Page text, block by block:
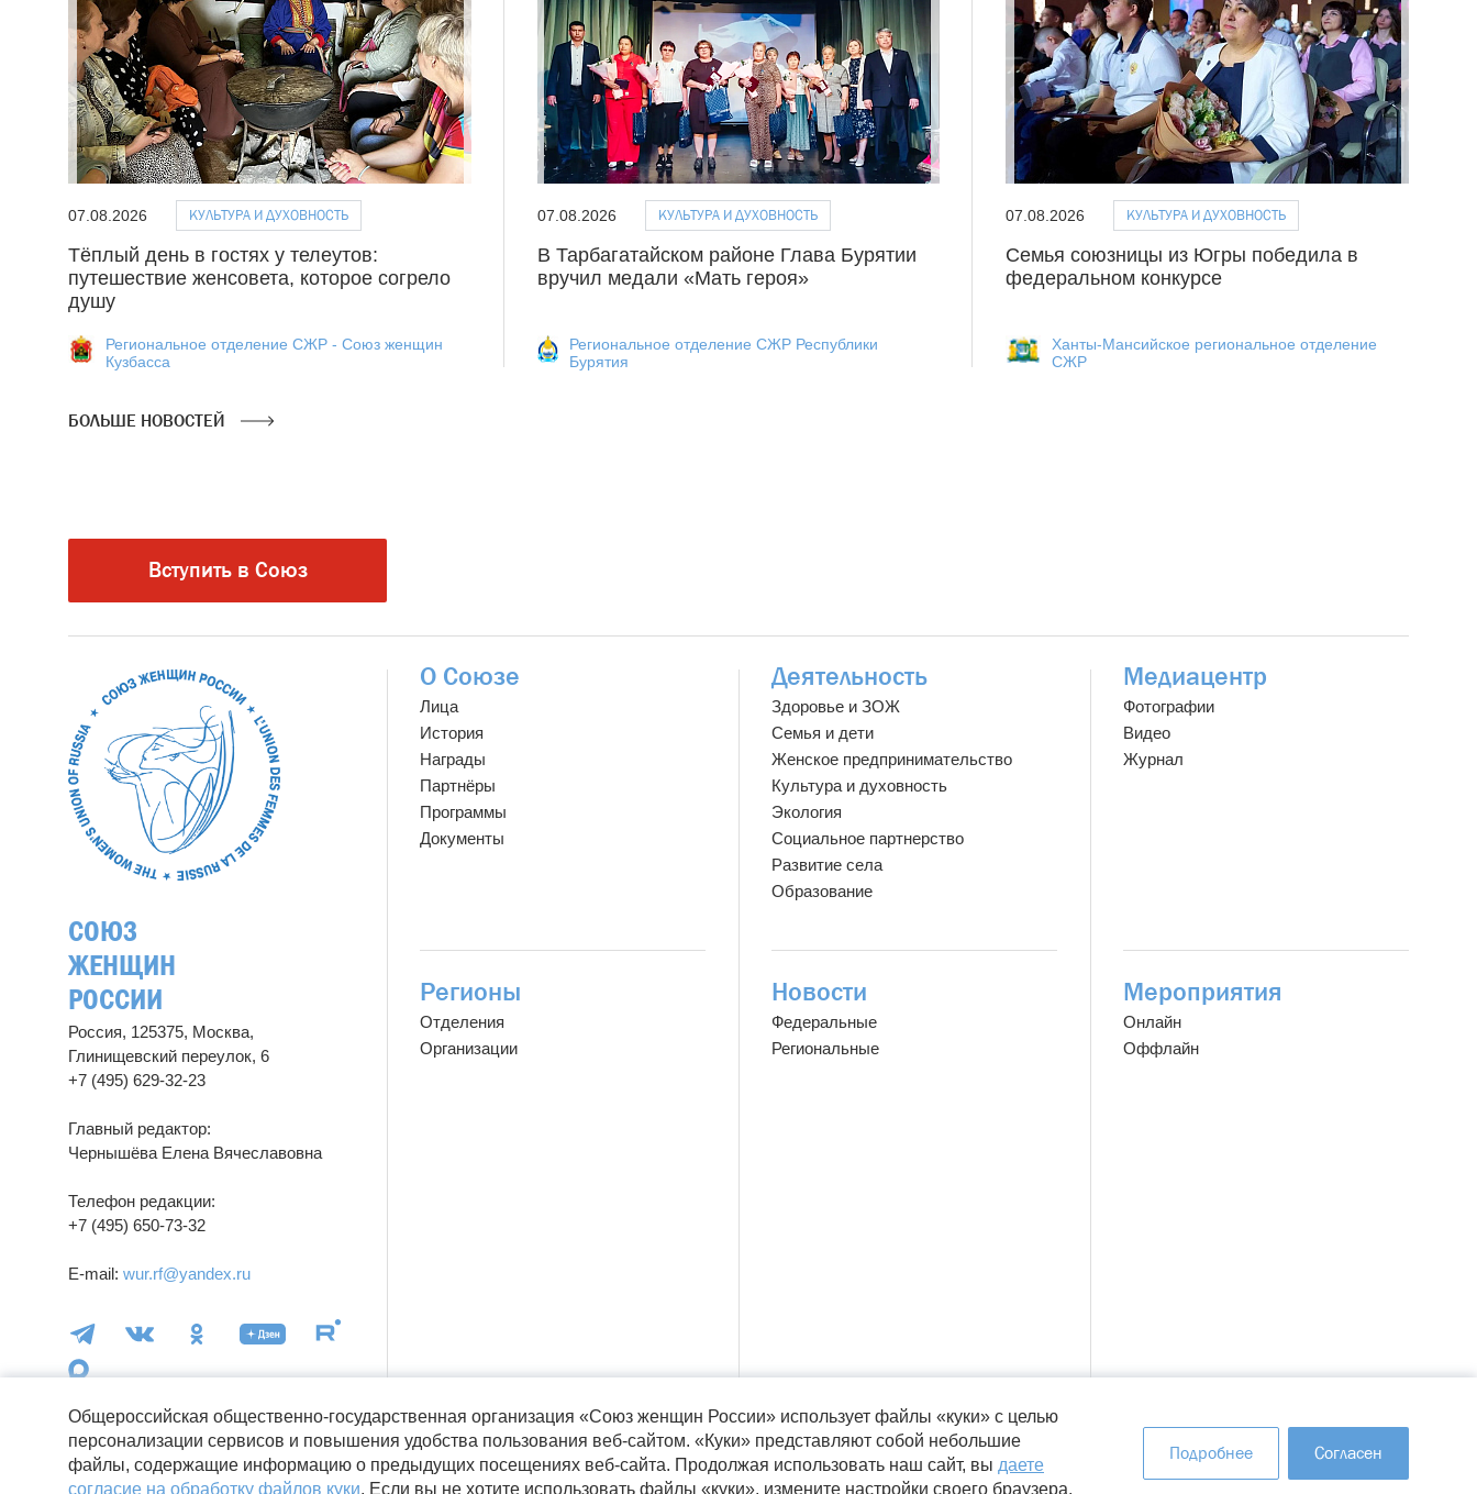
07.08.2026 КУЛЬТУРА И ДУХОВНОСТЬ
Тёплый день в гостях у телеутов:
путешествие женсовета, которое согрело
душу
Региональное отделение СЖР - Союз женщин
Кузбасса
07.08.2026 КУЛЬТУРА И ДУХОВНОСТЬ
В Тарбагатайском районе Глава Бурятии
вручил медали «Мать героя»
Региональное отделение СЖР Республики
Бурятия
07.08.2026 КУЛЬТУРА И ДУХОВНОСТЬ
Семья союзницы из Югры победила в
федеральном конкурсе
Ханты-Мансийское региональное отделение
СЖР
БОЛЬШЕ НОВОСТЕЙ
Вступить в Союз
О Союзе
Лица
История
Награды
Партнёры
Программы
Документы
Деятельность
Здоровье и ЗОЖ
Семья и дети
Женское предпринимательство
Культура и духовность
Экология
Социальное партнерство
Развитие села
Образование
Медиацентр
Фотографии
Видео
Журнал
Регионы
Отделения
Организации
Новости
Федеральные
Региональные
Мероприятия
Онлайн
Оффлайн
СОЮЗ
ЖЕНЩИН
РОССИИ
Россия, 125375, Москва,
Глинищевский переулок, 6
+7 (495) 629-32-23
Главный редактор:
Чернышёва Елена Вячеславовна
Телефон редакции:
+7 (495) 650-73-32
E-mail: wur.rf@yandex.ru
16+ © wuor.ru Использование материалов сайта разрешается только при указании ссылки на источник Правовая информация Карта сайта
Общероссийская общественно-государственная организация «Союз женщин России» использует файлы «куки» с целью
персонализации сервисов и повышения удобства пользования веб-сайтом. «Куки» представляют собой небольшие
файлы, содержащие информацию о предыдущих посещениях веб-сайта. Продолжая использовать наш сайт, вы даете
согласие на обработку файлов куки. Если вы не хотите использовать файлы «куки», измените настройки своего браузера.
Подробнее Согласен